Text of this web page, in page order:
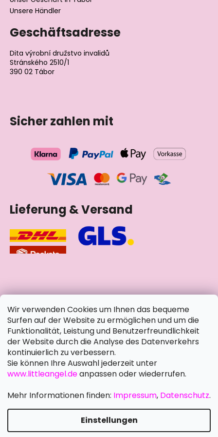
Wir verwenden Cookies um Ihnen das bequeme
Surfen auf der Website zu ermöglichen und um die
Funktionalität, Leistung und Benutzerfreundlichkeit
der Website durch die Analyse des Datenverkehrs
kontinuierlich zu verbessern.
Sie können Ihre Auswahl jederzeit unter
www.littleangel.deanpassen oder wiederrufen.
Mehr Informationen finden: Impressum, Datenschutz.
Einstellungen
Unsere Händler
Geschäftsadresse
Dita výrobní družstvo invalidů
Stránského 2510/1
390 02 Tábor
Sicher zahlen mit
Lieferung & Versand
soziale Netzwerke